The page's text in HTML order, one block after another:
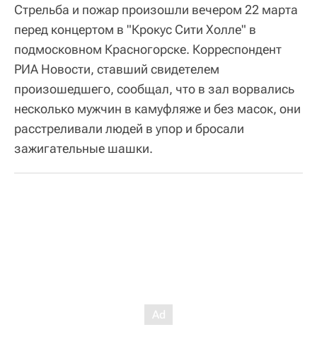
Стрельба и пожар произошли вечером 22 марта
перед концертом в "Крокус Сити Холле" в
подмосковном Красногорске. Корреспондент
РИА Новости, ставший свидетелем
произошедшего, сообщал, что в зал ворвались
несколько мужчин в камуфляже и без масок, они
расстреливали людей в упор и бросали
зажигательные шашки.